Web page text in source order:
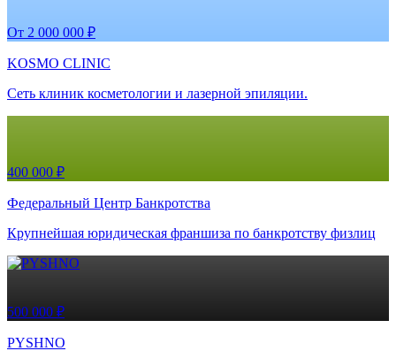
От 2 000 000 ₽
KOSMO CLINIC
Сеть клиник косметологии и лазерной эпиляции.
400 000 ₽
Федеральный Центр Банкротства
Крупнейшая юридическая франшиза по банкротству физлиц
500 000 ₽
PYSHNO